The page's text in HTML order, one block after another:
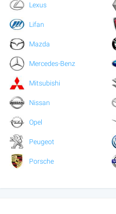
Lexus
Lifan
Mazda
Mercedes-Benz
Mitsubishi
Nissan
Opel
Peugeot
Porsche